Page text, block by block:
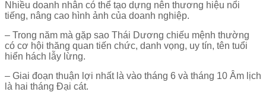
Nhiều doanh nhân có thể tạo dựng nên thương hiệu nổi
tiếng, nâng cao hình ảnh của doanh nghiệp.
– Trong năm mà gặp sao Thái Dương chiếu mệnh thường
có cơ hội thăng quan tiến chức, danh vọng, uy tín, tên tuổi
hiển hách lẫy lừng.
– Giai đoạn thuận lợi nhất là vào tháng 6 và tháng 10 Âm lịch
là hai tháng Đại cát.